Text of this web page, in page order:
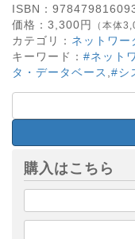
ISBN：
価格： 3,300円 （本体
カテゴリ： ネットワー
キーワード： #ネット
タ・データベース #シ
購入はこちら